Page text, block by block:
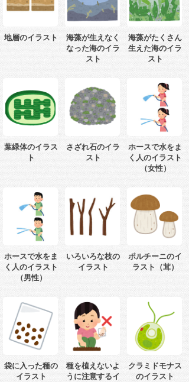
地層のイラスト
海藻が生えなく
なった海のイラ
スト
海藻がたくさん
生えた海のイラ
スト
葉緑体のイラス
ト
さざれ石のイラ
スト
ホースで水をま
く人のイラスト
（女性）
ホースで水をま
く人のイラスト
（男性）
いろいろな枝の
イラスト
ポルチーニのイ
ラスト（茸）
袋に入った種の
イラスト
種を植えないよ
うに注意するイ
クラミドモナス
のイラスト